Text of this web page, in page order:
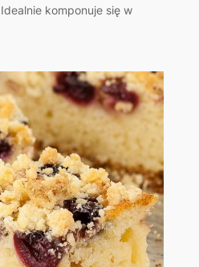
komponuje się w